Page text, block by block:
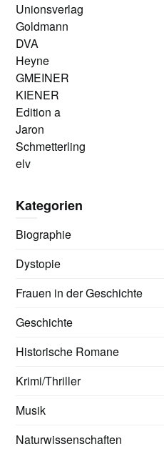
Unionsverlag
Goldmann
DVA
Heyne
GMEINER
KIENER
Edition a
Jaron
Schmetterling
elv
Kategorien
Biographie
Dystopie
Frauen in der Geschichte
Geschichte
Historische Romane
Krimi/Thriller
Musik
Naturwissenschaften